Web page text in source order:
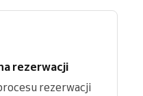
rezerwacji
rezerwacji